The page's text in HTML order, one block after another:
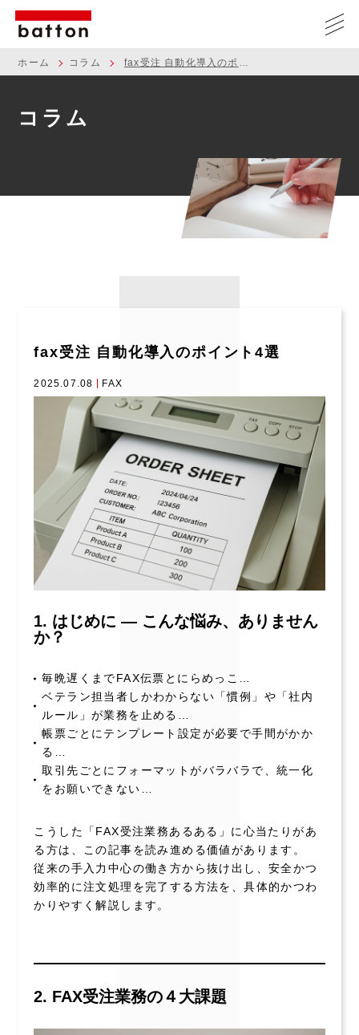
ホーム コラム fax受注 自動化導入のポイント4選
コラム
fax受注 自動化導入のポイント4選
2025.07.08 FAX
1. はじめに ― こんな悩み、ありません
か？
毎晩遅くまでFAX伝票とにらめっこ…
ベテラン担当者しかわからない「慣例」や「社内
ルール」が業務を止める…
帳票ごとにテンプレート設定が必要で手間がかか
る…
取引先ごとにフォーマットがバラバラで、統一化
をお願いできない…
こうした「FAX受注業務あるある」に心当たりがあ
る方は、この記事を読み進める価値があります。
従来の手入力中心の働き方から抜け出し、安全かつ
効率的に注文処理を完了する方法を、具体的かつわ
かりやすく解説します。
2. FAX受注業務の４大課題